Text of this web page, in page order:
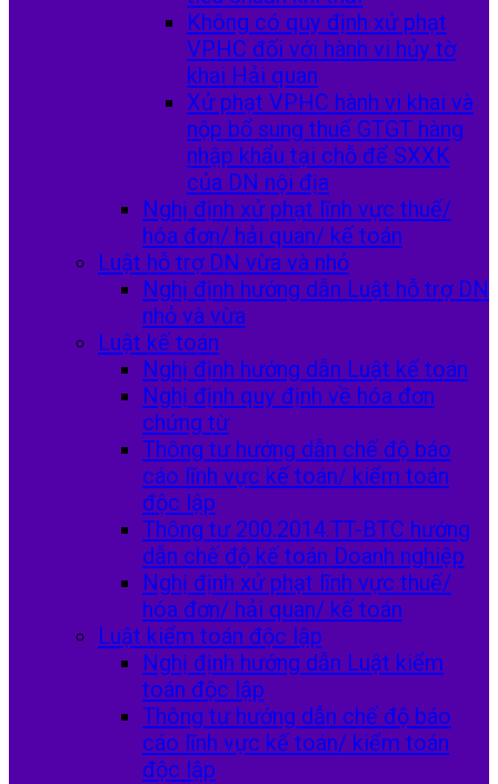
Không có quy định xử phạt
VPHC đối với hành vi hủy tờ
khai Hải quan
Xử phạt VPHC hành vi khai và
nộp bổ sung thuế GTGT hàng
nhập khẩu tại chỗ để SXXK
của DN nội địa
Nghị định xử phạt lĩnh vực thuế/
hóa đơn/ hải quan/ kế toán
Luật hỗ trợ DN vừa và nhỏ
Nghị định hướng dẫn Luật hỗ trợ DN
nhỏ và vừa
Luật kế toán
Nghị định hướng dẫn Luật kế toán
Nghị định quy định về hóa đơn
chứng từ
Thông tư hướng dẫn chế độ báo
cáo lĩnh vực kế toán/ kiểm toán
độc lập
Thông tư 200.2014.TT-BTC hướng
dẫn chế độ kế toán Doanh nghiệp
Nghị định xử phạt lĩnh vực thuế/
hóa đơn/ hải quan/ kế toán
Luật kiểm toán độc lập
Nghị định hướng dẫn Luật kiểm
toán độc lập
Thông tư hướng dẫn chế độ báo
cáo lĩnh vực kế toán/ kiểm toán
độc lập